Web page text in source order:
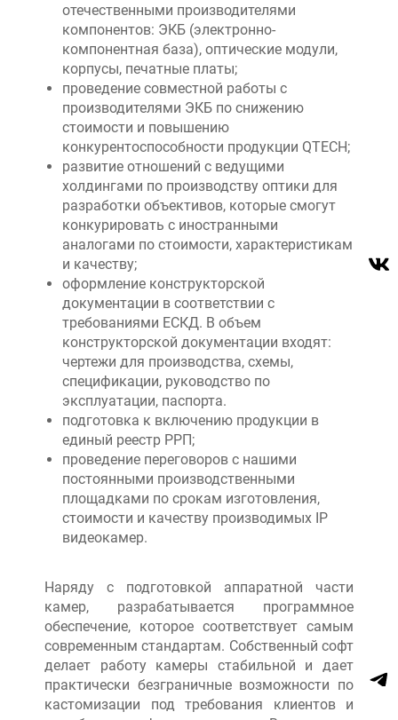
отечественными производителями
компонентов: ЭКБ (электронно-
компонентная база), оптические модули,
корпусы, печатные платы;
проведение совместной работы с
производителями ЭКБ по снижению
стоимости и повышению
конкурентоспособности продукции QTECH;
развитие отношений с ведущими
холдингами по производству оптики для
разработки объективов, которые смогут
конкурировать с иностранными
аналогами по стоимости, характеристикам
и качеству;
оформление конструкторской
документации в соответствии с
требованиями ЕСКД. В объем
конструкторской документации входят:
чертежи для производства, схемы,
спецификации, руководство по
эксплуатации, паспорта.
подготовка к включению продукции в
единый реестр РРП;
проведение переговоров с нашими
постоянными производственными
площадками по срокам изготовления,
стоимости и качеству производимых IP
видеокамер.
Наряду с подготовкой аппаратной части
камер, разрабатывается программное
обеспечение, которое соответствует самым
современным стандартам. Собственный софт
делает работу камеры стабильной и дает
практически безграничные возможности по
кастомизации под требования клиентов и